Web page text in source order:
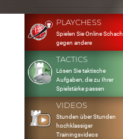
PLAYCHESS
Spielen Sie Online Schach
gegen andere
TACTICS
Lösen Sie taktische
Aufgaben, die zu Ihrer
Spielstärke passen
VIDEOS
Stunden über Stunden
hochklassiger
Trainingsvideos